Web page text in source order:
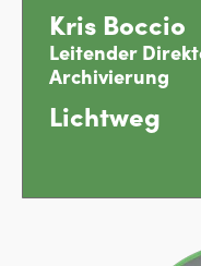
Kris Boccio
Leitender
Archivierung
Lichtweg